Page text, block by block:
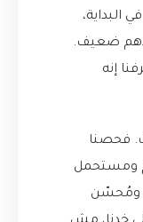
البداية،
ضعيف.
إنه
فحصنا
ومستحمل
ومُحسّن